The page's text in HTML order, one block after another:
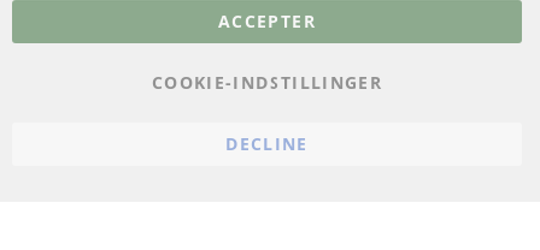
ACCEPTER
COOKIE-INDSTILLINGER
DECLINE